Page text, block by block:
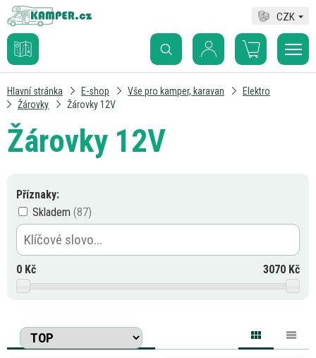
CZK
Hlavní stránka E-shop Vše pro kamper, karavan
Elektro
Žárovky
Žárovky 12V
Žárovky 12V
Příznaky:
Skladem
0 Kč 3070 Kč